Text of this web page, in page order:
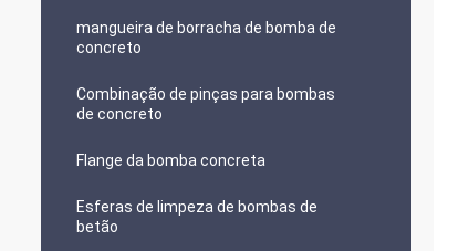
mangueira de borracha de bomba de
concreto
Combinação de pinças para bombas
de concreto
Flange da bomba concreta
Esferas de limpeza de bombas de
betão